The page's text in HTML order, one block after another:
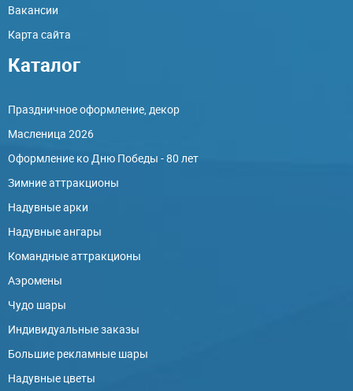
Вакансии
Карта сайта
Каталог
Праздничное оформление, декор
Масленица 2026
Оформление ко Дню Победы - 80 лет
Зимние аттракционы
Надувные арки
Надувные ангары
Командные аттракционы
Аэромены
Чудо шары
Индивидуальные заказы
Большие рекламные шары
Надувные цветы